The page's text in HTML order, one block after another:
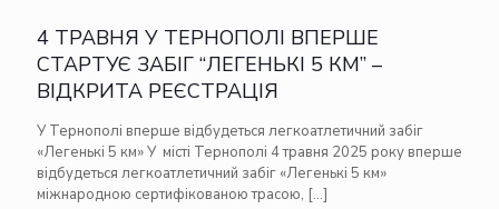
4 ТРАВНЯ У ТЕРНОПОЛІ ВПЕРШЕ
СТАРТУЄ ЗАБІГ “ЛЕГЕНЬКІ 5 КМ” –
ВІДКРИТА РЕЄСТРАЦІЯ
У Тернополі вперше відбудеться легкоатлетичний забіг
«Легенькі 5 км» У місті Тернополі 4 травня 2025 року вперше
відбудеться легкоатлетичний забіг «Легенькі 5 км»
міжнародною сертифікованою трасою, […]